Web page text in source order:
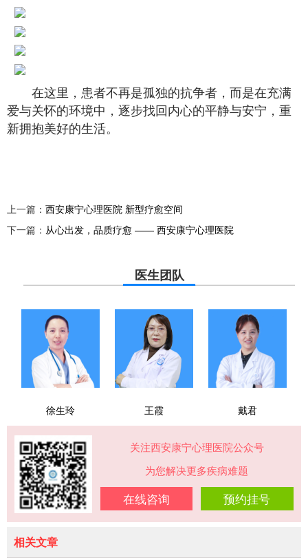
在这里，患者不再是孤独的抗争者，而是在充满
爱与关怀的环境中，逐步找回内心的平静与安宁，重
新拥抱美好的生活。
上一篇： 西安康宁心理医院 新型疗愈空间
下一篇： 从心出发，品质疗愈 —— 西安康宁心理医院
医生团队
徐生玲 王霞 戴君
关注西安康宁心理医院公众号
为您解决更多疾病难题
在线咨询 预约挂号
相关文章